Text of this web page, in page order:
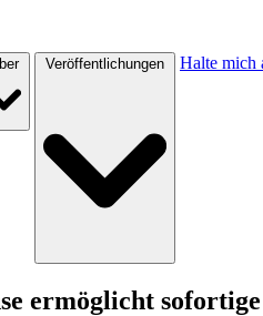
Veröffentlichungen Halte mich
ermöglicht